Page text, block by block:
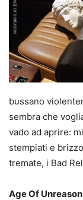
bussano
sembra che
vado ad aprire:
stempiati e
tremate, i Bad
Age Of Unreason